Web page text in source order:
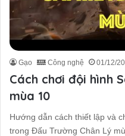
Gạo Công nghệ 01/12/
Cách chơi đội hình
mùa 10
Hướng dẫn cách thiết lập và
trong Đấu Trường Chân Lý